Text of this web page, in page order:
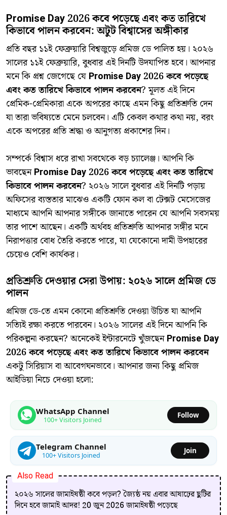
Promise Day 2026 কবে পড়েছে এবং কত তারিখে
কিভাবে পালন করবেন: অটুট বিশ্বাসের অঙ্গীকার
​প্রতি বছর ১১ই ফেব্রুয়ারি বিশ্বজুড়ে প্রমিজ ডে পালিত হয়। ২০২৬
সালের ১১ই ফেব্রুয়ারি, বুধবার এই দিনটি উদযাপিত হবে। আপনার
মনে কি প্রশ্ন জেগেছে যে Promise Day 2026 কবে পড়েছে
এবং কত তারিখে কিভাবে পালন করবেন? মূলত এই দিনে
প্রেমিক-প্রেমিকারা একে অপরের কাছে এমন কিছু প্রতিশ্রুতি দেন
যা তারা ভবিষ্যতে মেনে চলবেন। এটি কেবল কথার কথা নয়, বরং
একে অপরের প্রতি শ্রদ্ধা ও আনুগত্য প্রকাশের দিন।
​সম্পর্কে বিশ্বাস ধরে রাখা সবথেকে বড় চ্যালেঞ্জ। আপনি কি
ভাবছেনPromise Day 2026 কবে পড়েছে এবং কত তারিখে
কিভাবে পালন করবেন? ২০২৬ সালে বুধবার এই দিনটি পড়ায়
অফিসের ব্যস্ততার মাঝেও একটি ফোন কল বা টেক্সট মেসেজের
মাধ্যমে আপনি আপনার সঙ্গীকে জানাতে পারেন যে আপনি সবসময়
তার পাশে আছেন। একটি অর্থবহ প্রতিশ্রুতি আপনার সঙ্গীর মনে
নিরাপত্তার বোধ তৈরি করতে পারে, যা যেকোনো দামী উপহারের
চেয়েও বেশি কার্যকর।
প্রতিশ্রুতি দেওয়ার সেরা উপায়: ২০২৬ সালে প্রমিজ ডে
পালন
​প্রমিজ ডে-তে এমন কোনো প্রতিশ্রুতি দেওয়া উচিত যা আপনি
সত্যিই রক্ষা করতে পারবেন। ২০২৬ সালের এই দিনে আপনি কি
পরিকল্পনা করছেন? অনেকেই ইন্টারনেটে খুঁজছেনPromise Day
2026 কবে পড়েছে এবং কত তারিখে কিভাবে পালন করবেন
একটু সিরিয়াস বা আবেগঘনভাবে। আপনার জন্য কিছু প্রমিজ
আইডিয়া নিচে দেওয়া হলো:
WhatsApp Channel
100+ Visitors Joined
Follow
Telegram Channel
100+ Visitors Joined
Join
Also Read
২০২৬ সালের জামাইষষ্ঠী কবে পড়ল? জ্যৈষ্ঠ নয় এবার আষাঢ়ের ছুটির
দিনে হবে জামাই আদর! 20 জুন 2026 জামাইষষ্ঠী পড়েছে